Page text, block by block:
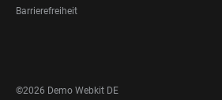
Barrierefreiheit
MEDIA
©2026 Demo Webkit DE